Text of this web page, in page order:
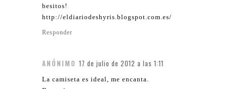
besitos!
http://eldiariodeshyris.blogspot.com.es/
Responder
ANÓNIMO 17 de julio de 2012 a las 1:11
La camiseta es ideal, me encanta.